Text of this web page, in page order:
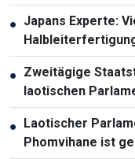
● Japans Experte:
● Zweitägige
laotischen
Phomvihane
● Laotischer
Phomvihane ist